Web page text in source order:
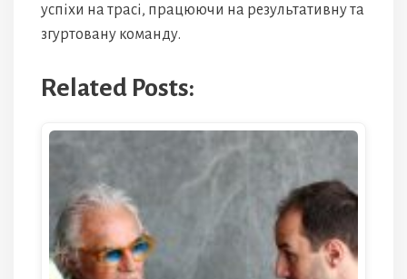
успіхи на трасі, працюючи на результативну та
згуртовану команду.
Related Posts: